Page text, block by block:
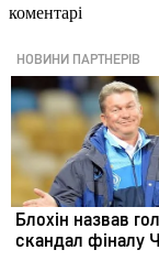
коментарі